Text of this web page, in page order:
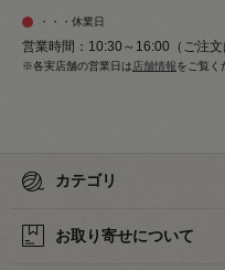
・・・休業日
営業時間：10:30～16:00（ご注文
※各実店舗の営業日は 店舗情報をご覧く
カテゴリ
お取り寄せについて